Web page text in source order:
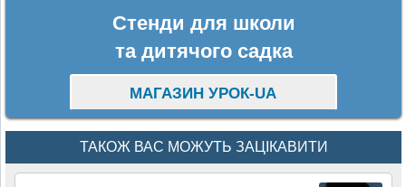
Стенди для школи
та дитячого садка
МАГАЗИН УРОК-UA
ТАКОЖ ВАС МОЖУТЬ ЗАЦІКАВИТИ